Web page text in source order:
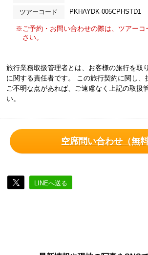
ツアーコード PKHAYDK-005CPHSTD1
※ご予約・お問い合わせの際は、ツアーコ
さい。
旅行業務取扱管理者とは、お客様の旅行を取
に関する責任者です。 この旅行契約に関し、
ご不明な点があれば、ご遠慮なく上記の取扱
い。
空席問い合わせ（無料
LINEへ送る